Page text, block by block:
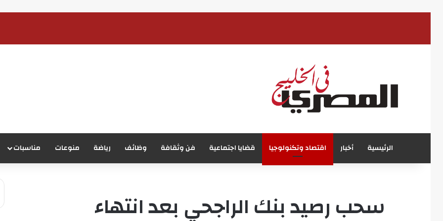
الرئيسية أخبار اقتصاد وتكنولوجيا قضايا اجتماعية فن وثقافة وظائف رياضة منوعات مناسبات
سحب رصيد بنك الراجحي بعد انتهاء